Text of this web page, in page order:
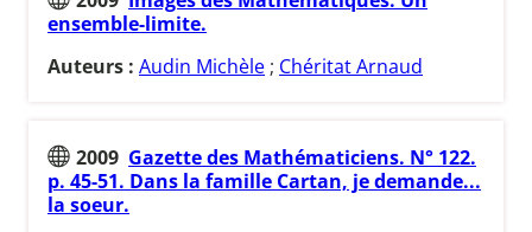
ensemble-limite.
Auteurs : Audin Michèle ; Chéritat Arnaud
2009 Gazette des Mathématiciens. N° 122.
p. 45-51. Dans la famille Cartan, je demande...
la soeur.